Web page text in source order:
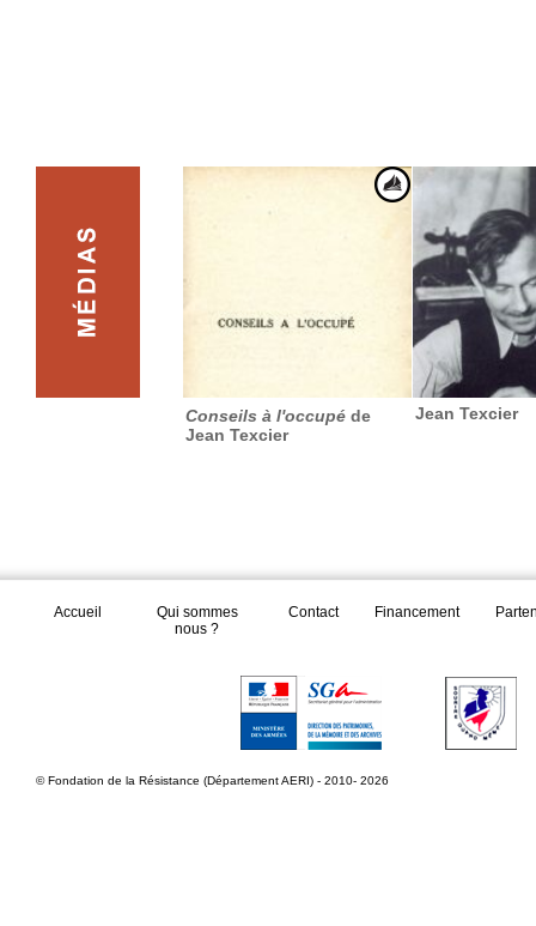
Conseils à l'occupé de
Jean Texcier
Jean Texcier
Accueil
Qui sommes
nous ?
Contact Financement
© Fondation de la Résistance (Département AERI) - 2010- 2026